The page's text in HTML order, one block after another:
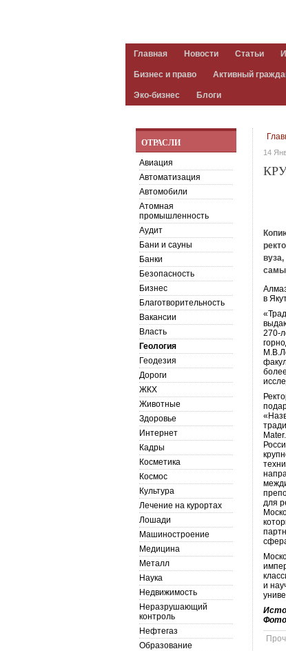
Главная Новости Статьи
Бизнес и право Активный
Эко-бизнес Блоги
14
в
270-
для
и
ОТРАСЛИ
Авиация
Автоматизация
Автомобили
Атомная
промышленность
Аудит
Бани и сауны
Банки
Безопасность
Бизнес
Благотворительность
Вакансии
Власть
Геология
Геодезия
Дороги
ЖКХ
Животные
Здоровье
Интернет
Кадры
Косметика
Космос
Культура
Лечение на курортах
Лошади
Машиностроение
Медицина
Металл
Наука
Недвижимость
Неразрушающий
контроль
Нефтегаз
Образование